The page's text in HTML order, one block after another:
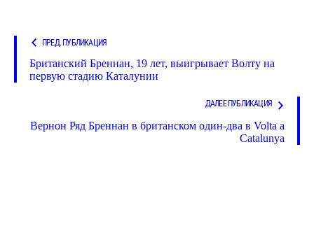
ПРЕД. ПУБЛИКАЦИЯ
Британский Бреннан, 19 лет, выигрывает Волту на
первую стадию Каталунии
ДАЛЕЕ ПУБЛИКАЦИЯ
Вернон Ряд Бреннан в британском один-два в Volta a
Catalunya